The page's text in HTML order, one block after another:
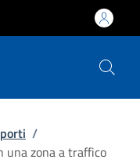
/
una zona a traffico